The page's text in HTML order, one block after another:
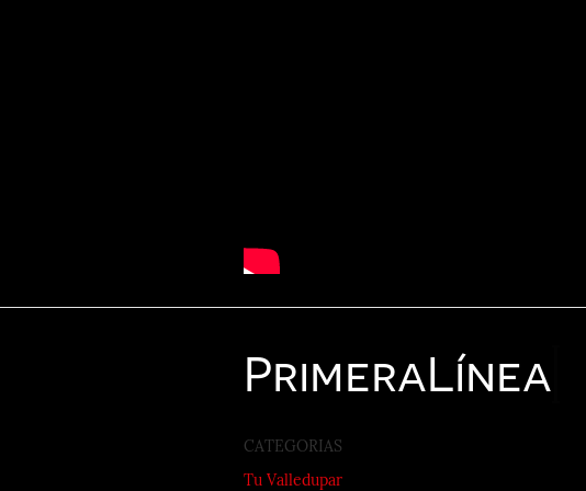
PrimeraLínea
CATEGORIAS
Tu Valledupar